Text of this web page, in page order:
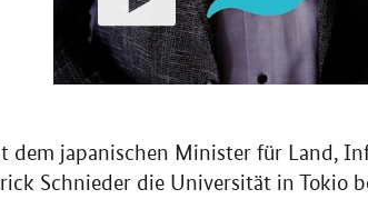
dem japanischen Minister für Land,
Schnieder die Universität in Tokio